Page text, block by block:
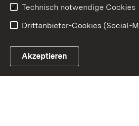
Link zum Landesportal
Technisch notwendige Cookies
Drittanbieter-Cookies (Social-
Akzeptieren